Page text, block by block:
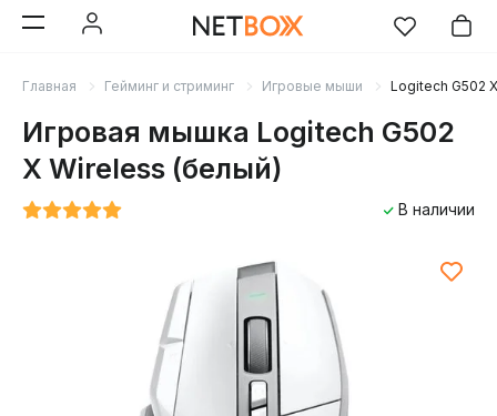
Главная Гейминг и стриминг Игровые мыши Logitech G502
Игровая мышка Logitech G502
X Wireless (белый)
В наличии